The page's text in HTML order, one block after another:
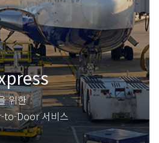
위한
to-Door 서비스